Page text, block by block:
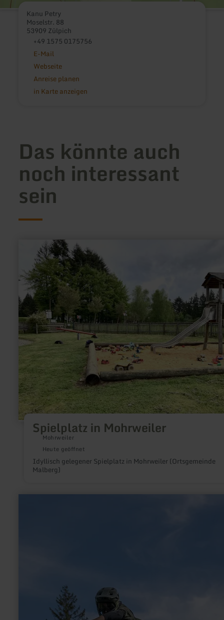
Kanu Petry
Moselstr. 88
53909 Zülpich
+49 1575 0175756
E-Mail
Webseite
Anreise planen
in Karte anzeigen
Das könnte auch
noch interessant
sein
Spielplatz in Mohrweiler
Mohrweiler
Heute geöffnet
Idyllisch gelegener Spielplatz in Mohrweiler (Ortsgemeinde
Malberg)
erfahren
Spielplatz
in
Mohrweiler